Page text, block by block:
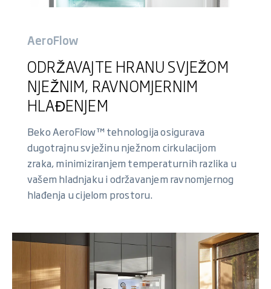
AeroFlow
ODRŽAVAJTE HRANU SVJEŽOM
NJEŽNIM, RAVNOMJERNIM
HLAĐENJEM
Beko AeroFlow™ tehnologija osigurava
dugotrajnu svježinu nježnom cirkulacijom
zraka, minimiziranjem temperaturnih razlika u
vašem hladnjaku i održavanjem ravnomjernog
hlađenja u cijelom prostoru.